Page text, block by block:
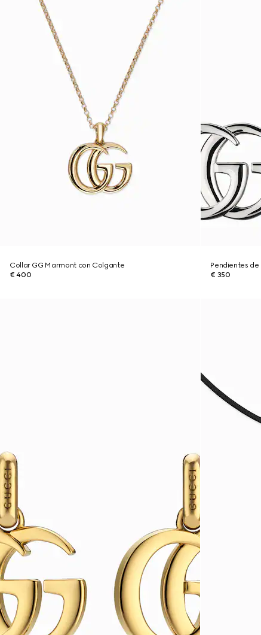
Collar GG Marmont con Colgante
€ 400
Pendientes
€ 350